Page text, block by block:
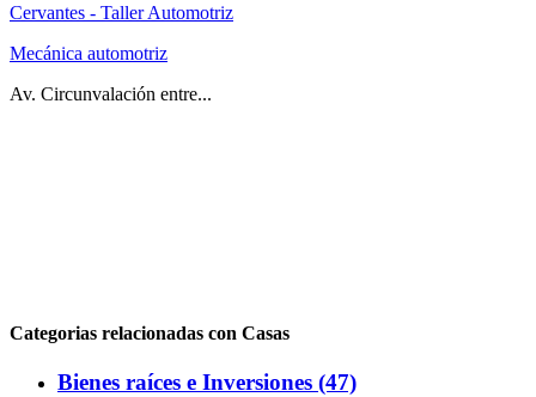
Cervantes - Taller Automotriz
Mecánica automotriz
Av. Circunvalación entre...
Categorias relacionadas con Casas
Bienes raíces e Inversiones (47)